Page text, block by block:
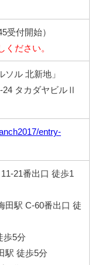
受付開始）
ださい。
ソル 北新地」
24 タカダヤビルⅡ
entry-
21番出口 徒歩1
田駅 C-60番出口 徒
歩5分
駅 徒歩5分